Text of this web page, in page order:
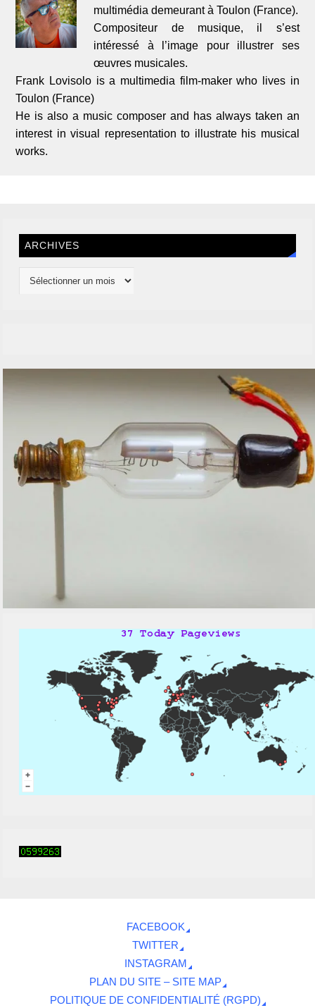
multimédia demeurant à Toulon (France).
Compositeur de musique, il s’est
intéressé à l’image pour illustrer ses
œuvres musicales.
Frank Lovisolo is a multimedia film-maker who lives in
Toulon (France)
He is also a music composer and has always taken an
interest in visual representation to illustrate his musical
works.
ARCHIVES
FACEBOOK
TWITTER
INSTAGRAM
PLAN DU SITE – SITE MAP
POLITIQUE DE CONFIDENTIALITÉ (RGPD)